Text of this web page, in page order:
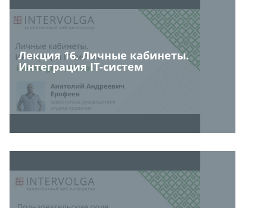
Лекция 16. Личные кабинеты.
Интеграция IT-систем